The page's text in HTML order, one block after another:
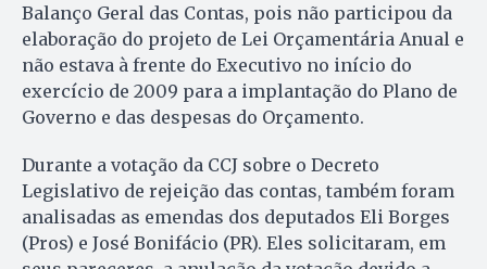
Balanço Geral das Contas, pois não participou da
elaboração do projeto de Lei Orçamentária Anual e
não estava à frente do Executivo no início do
exercício de 2009 para a implantação do Plano de
Governo e das despesas do Orçamento.
Durante a votação da CCJ sobre o Decreto
Legislativo de rejeição das contas, também foram
analisadas as emendas dos deputados Eli Borges
(Pros) e José Bonifácio (PR). Eles solicitaram, em